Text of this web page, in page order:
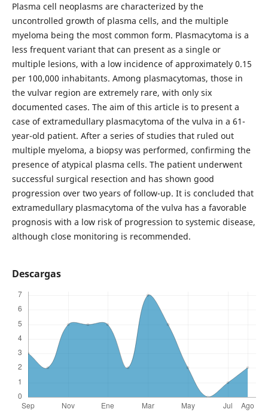
Plasma cell neoplasms are characterized by the
uncontrolled growth of plasma cells, and the multiple
myeloma being the most common form. Plasmacytoma is a
less frequent variant that can present as a single or
multiple lesions, with a low incidence of approximately 0.15
per 100,000 inhabitants. Among plasmacytomas, those in
the vulvar region are extremely rare, with only six
documented cases. The aim of this article is to present a
case of extramedullary plasmacytoma of the vulva in a 61-
year-old patient. After a series of studies that ruled out
multiple myeloma, a biopsy was performed, confirming the
presence of atypical plasma cells. The patient underwent
successful surgical resection and has shown good
progression over two years of follow-up. It is concluded that
extramedullary plasmacytoma of the vulva has a favorable
prognosis with a low risk of progression to systemic disease,
although close monitoring is recommended.
Descargas